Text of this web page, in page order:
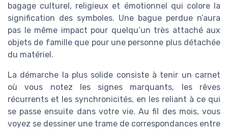
bagage culturel, religieux et émotionnel qui colore la
signification des symboles. Une bague perdue n’aura
pas le même impact pour quelqu’un très attaché aux
objets de famille que pour une personne plus détachée
du matériel.
La démarche la plus solide consiste à tenir un carnet
où vous notez les signes marquants, les rêves
récurrents et les synchronicités, en les reliant à ce qui
se passe ensuite dans votre vie. Au fil des mois, vous
voyez se dessiner une trame de correspondances entre